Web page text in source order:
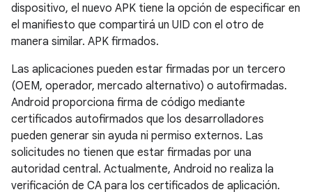
dispositivo, el nuevo APK tiene la opción de especificar en
el manifiesto que compartirá un UID con el otro de
manera similar. APK firmados.
Las aplicaciones pueden estar firmadas por un tercero
(OEM, operador, mercado alternativo) o autofirmadas.
Android proporciona firma de código mediante
certificados autofirmados que los desarrolladores
pueden generar sin ayuda ni permiso externos. Las
solicitudes no tienen que estar firmadas por una
autoridad central. Actualmente, Android no realiza la
verificación de CA para los certificados de aplicación.